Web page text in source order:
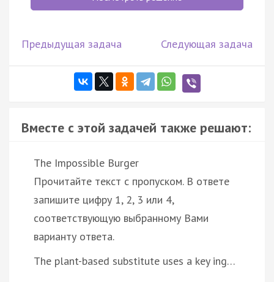
Предыдущая задача Следующая задача
Вместе с этой задачей также решают:
The Impossible Burger
Прочитайте текст с пропуском. В ответе
запишите цифру 1, 2, 3 или 4,
соответствующую выбранному Вами
варианту ответа.
The plant-based substitute uses a key ing…